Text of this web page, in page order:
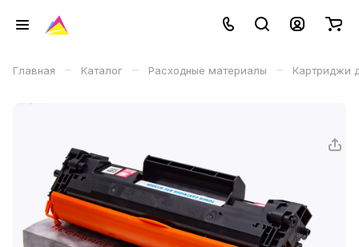
Главная – Каталог – Расходные материалы – Картриджи